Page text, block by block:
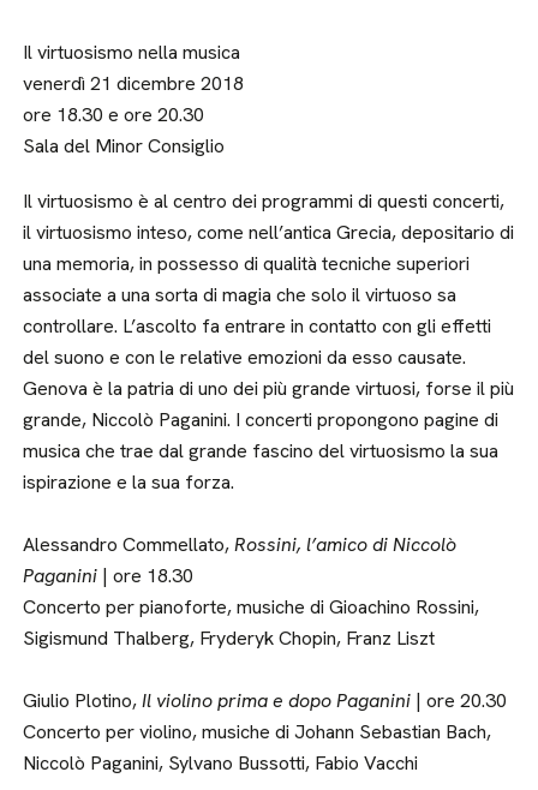
Il virtuosismo nella musica
venerdì 21 dicembre 2018
ore 18.30 e ore 20.30
Sala del Minor Consiglio
Il virtuosismo è al centro dei programmi di questi concerti,
il virtuosismo inteso, come nell’antica Grecia, depositario di
una memoria, in possesso di qualità tecniche superiori
associate a una sorta di magia che solo il virtuoso sa
controllare. L’ascolto fa entrare in contatto con gli effetti
del suono e con le relative emozioni da esso causate.
Genova è la patria di uno dei più grande virtuosi, forse il più
grande, Niccolò Paganini. I concerti propongono pagine di
musica che trae dal grande fascino del virtuosismo la sua
ispirazione e la sua forza.
Alessandro Commellato,Rossini, l’amico di Niccolò
Paganini | ore 18.30
Concerto per pianoforte, musiche di Gioachino Rossini,
Sigismund Thalberg, Fryderyk Chopin, Franz Liszt
Giulio Plotino,Il violino prima e dopo Paganini | ore 20.30
Concerto per violino, musiche di Johann Sebastian Bach,
Niccolò Paganini, Sylvano Bussotti, Fabio Vacchi